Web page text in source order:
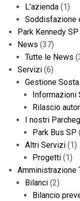
L'azienda (1)
Soddisfazione
Park Kennedy SP
News (37)
Tutte le News
Servizi (6)
Gestione Sosta
Informazioni
Rilascio
I nostri
Park Bus SP
Altri Servizi (1)
Progetti (1)
Amministrazione
Bilanci (2)
Bilancio